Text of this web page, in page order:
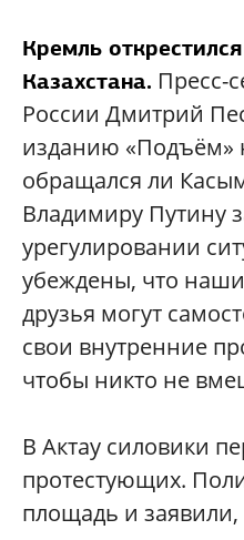
Кремль
Казахстана. Пресс-
России Дмитрий
изданию «Подъём»
обращался ли
Владимиру Путину
урегулировании
убеждены, что наши
друзья могут
свои внутренние
чтобы никто не
В Актау силовики
протестующих.
площадь и заявили,